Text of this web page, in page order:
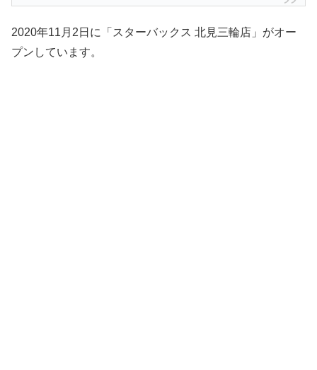
2020年11月2日に「スターバックス 北見三輪店」がオー
プンしています。